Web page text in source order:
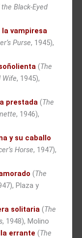
Black-Eyed
vampiresa
Purse, 1945),
(The
Wife, 1945),
prestada (The
, 1946),
y su caballo
Horse, 1947),
(The
Plaza y
solitaria (The
, 1948), Molino
errante (The